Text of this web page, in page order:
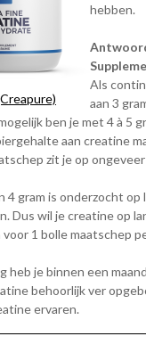
hebben.
Als
aan 3
ben je met 4 à 5
aan creatine
zit je op ongeveer
4 gram is onderzocht op
Dus wil je creatine op
1 bolle maatschep
heb je binnen een
behoorlijk ver
ervaren.